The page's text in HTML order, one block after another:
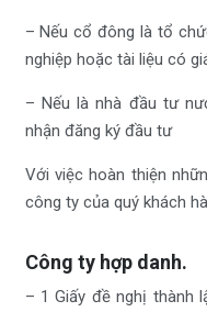
– Nếu cổ đông là tổ
nghiệp hoặc tài liệu có
– Nếu là nhà đầu tư
nhận đăng ký đầu tư
Với việc hoàn thiện
công ty của quý khách
Công ty hợp danh.
– 1 Giấy đề nghị thành